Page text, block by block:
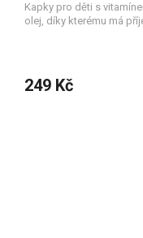
Kapky pro děti s
olej, díky kterému má
249 Kč